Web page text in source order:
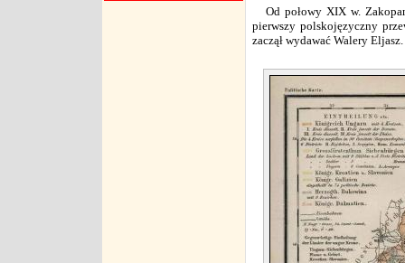
Od połowy XIX w.
pierwszy polskojęzyczny
zaczął wydawać Walery Eljasz.